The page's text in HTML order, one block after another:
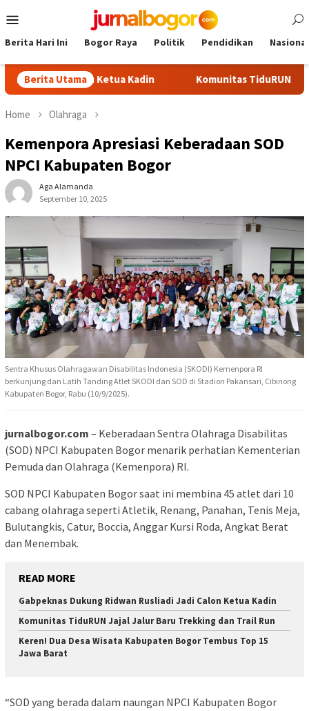
to
Menu
Berita Hari Ini Bogor Raya Politik Pendidikan Nasional
Berita Utama
Calon Ketua Kadin Komunitas TiduRUN Jajal Jalur
Home Olahraga
Kemenpora Apresiasi Keberadaan SOD
NPCI Kabupaten Bogor
Aga Alamanda
September 10, 2025
Sentra Khusus Olahragawan Disabilitas Indonesia (SKODI) Kemenpora RI
berkunjung dan Latih Tanding Atlet SKODI dan SOD di Stadion Pakansari, Cibinong
Kabupaten Bogor, Rabu (10/9/2025).
jurnalbogor.com – Keberadaan Sentra Olahraga Disabilitas
(SOD) NPCI Kabupaten Bogor menarik perhatian Kementerian
Pemuda dan Olahraga (Kemenpora) RI.
SOD NPCI Kabupaten Bogor saat ini membina 45 atlet dari 10
cabang olahraga seperti Atletik, Renang, Panahan, Tenis Meja,
Bulutangkis, Catur, Boccia, Anggar Kursi Roda, Angkat Berat
dan Menembak.
READ MORE
Gabpeknas Dukung Ridwan Rusliadi Jadi Calon Ketua Kadin
Komunitas TiduRUN Jajal Jalur Baru Trekking dan Trail Run
Keren! Dua Desa Wisata Kabupaten Bogor Tembus Top 15
Jawa Barat
“SOD yang berada dalam naungan NPCI Kabupaten Bogor